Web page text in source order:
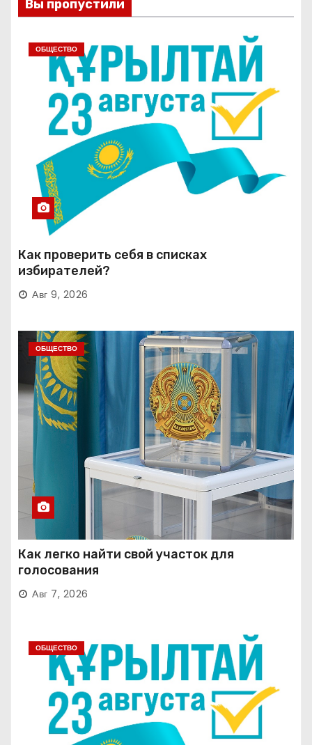
Вы пропустили
ОБЩЕСТВО
Как проверить себя в списках
избирателей?
Авг 9, 2026
ОБЩЕСТВО
Как легко найти свой участок для
голосования
Авг 7, 2026
ОБЩЕСТВО